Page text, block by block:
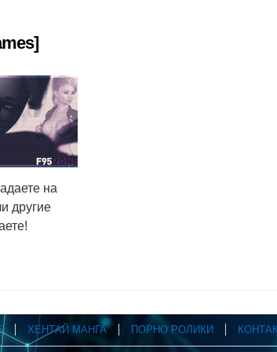
на
другие
ХЕНТАЙ МАНГА ПОРНО РОЛИКИ